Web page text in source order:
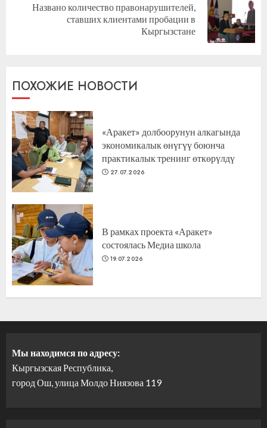
Следующая
Названо количество правонарушителей,
ставших клиентами пробации в
Кыргызстане
ПОХОЖИЕ НОВОСТИ
«Аракет» долбоорунун алкагында
экономикалык өнүгүү боюнча
практикалык тренинг өткөрүлдү
27.07.2026
В рамках проекта «Аракет»
состоялась Медиа школа
19.07.2026
Мы находимся по адресу:
Кыргызская Республика,
город Ош, улица Молдо Ниязова 119